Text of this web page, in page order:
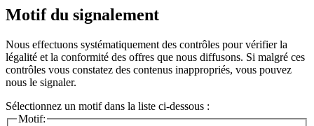
Motif du signalement
Nous effectuons systématiquement des contrôles pour vérifier la
légalité et la conformité des offres que nous diffusons. Si malgré ces
contrôles vous constatez des contenus inappropriés, vous pouvez
nous le signaler.
Sélectionnez un motif dans la liste ci-dessous :
Motif: